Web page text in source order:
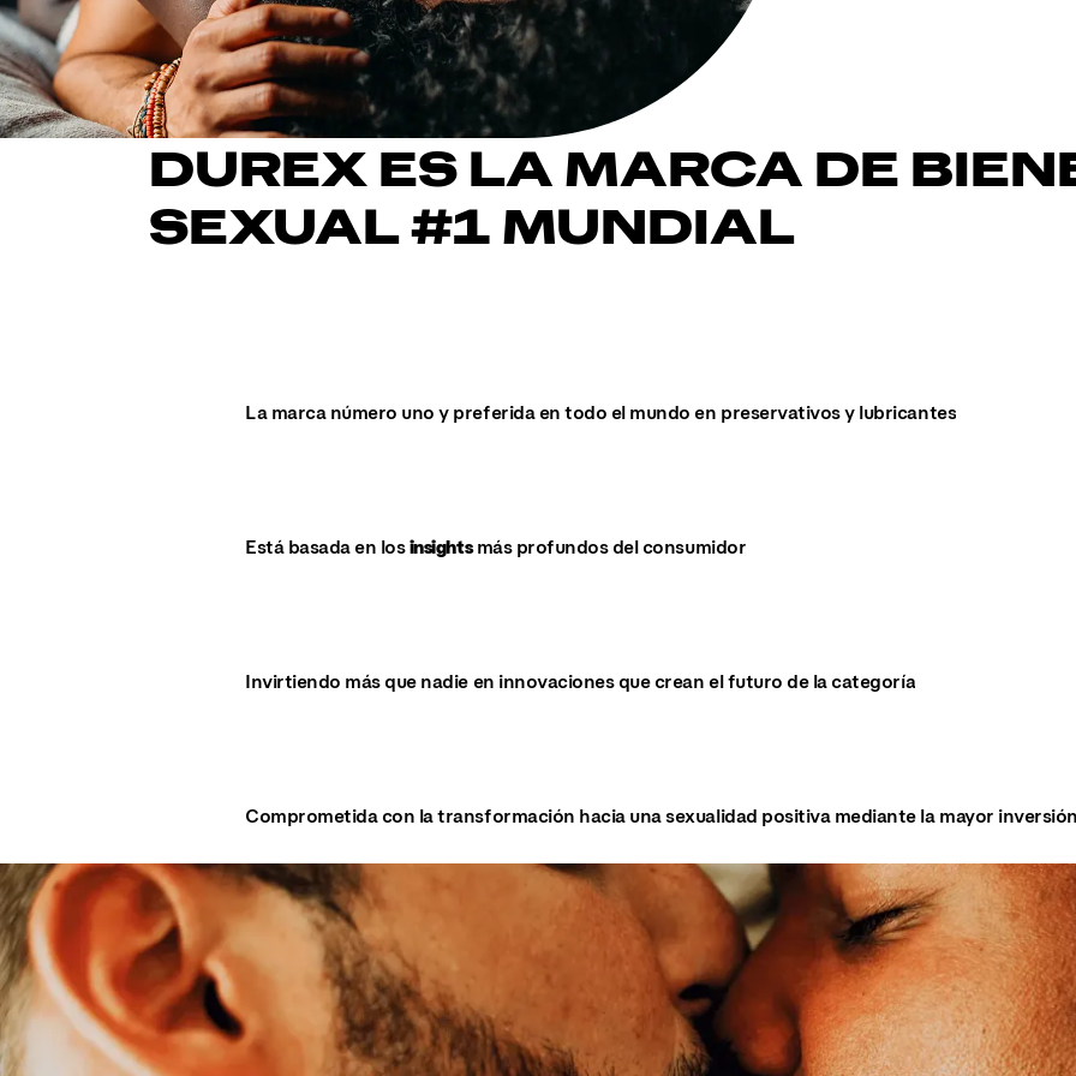
DUREX ES LA MARCA DE
SEXUAL #1 MUNDIAL
La marca número uno y preferida en todo el mundo en preservativos y lubricantes
Está basada en losinsightsmás profundos del consumidor
Invirtiendo más que nadie en innovaciones que crean el futuro de la categoría
Comprometida con la transformación hacia una sexualidad positiva mediante la mayor